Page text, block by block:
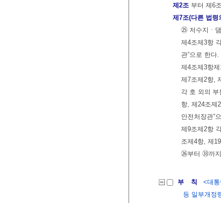
제2조 부터 제6
제7조(다른 법령
㉕ 저수지ㆍ
제4조제3항
관”으로 한다.
제4조제3항
제7조제2항,
각 호 외의
항, 제24조제
안전처장관”
제9조제2항
조제4항, 제
㉖부터 ㉝까
부 칙
<대
등 일부개정